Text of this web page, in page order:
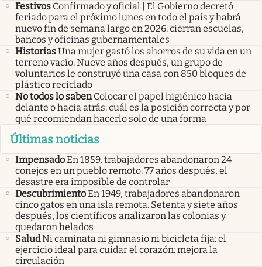
Festivos Confirmado y oficial | El Gobierno decretó
feriado para el próximo lunes en todo el país y habrá
nuevo fin de semana largo en 2026: cierran escuelas,
bancos y oficinas gubernamentales
HistoriasUna mujer gastó los ahorros de su vida en un
terreno vacío. Nueve años después, un grupo de
voluntarios le construyó una casa con 850 bloques de
plástico reciclado
No todos lo saben Colocar el papel higiénico hacia
delante o hacia atrás: cuál es la posición correcta y por
qué recomiendan hacerlo solo de una forma
Últimas noticias
ImpensadoEn 1859, trabajadores abandonaron 24
conejos en un pueblo remoto. 77 años después, el
desastre era imposible de controlar
DescubrimientoEn 1949, trabajadores abandonaron
cinco gatos en una isla remota. Setenta y siete años
después, los científicos analizaron las colonias y
quedaron helados
SaludNi caminata ni gimnasio ni bicicleta fija: el
ejercicio ideal para cuidar el corazón: mejora la
circulación